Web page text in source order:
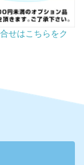
せはこちらをク